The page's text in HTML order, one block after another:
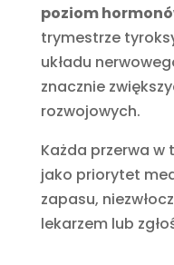
poziom
trymestrze
układu
znacznie
rozwojowych.
Każda przerwa
jako priorytet
zapasu,
lekarzem lub